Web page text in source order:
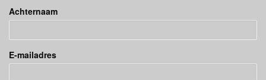
Achternaam
E-mailadres